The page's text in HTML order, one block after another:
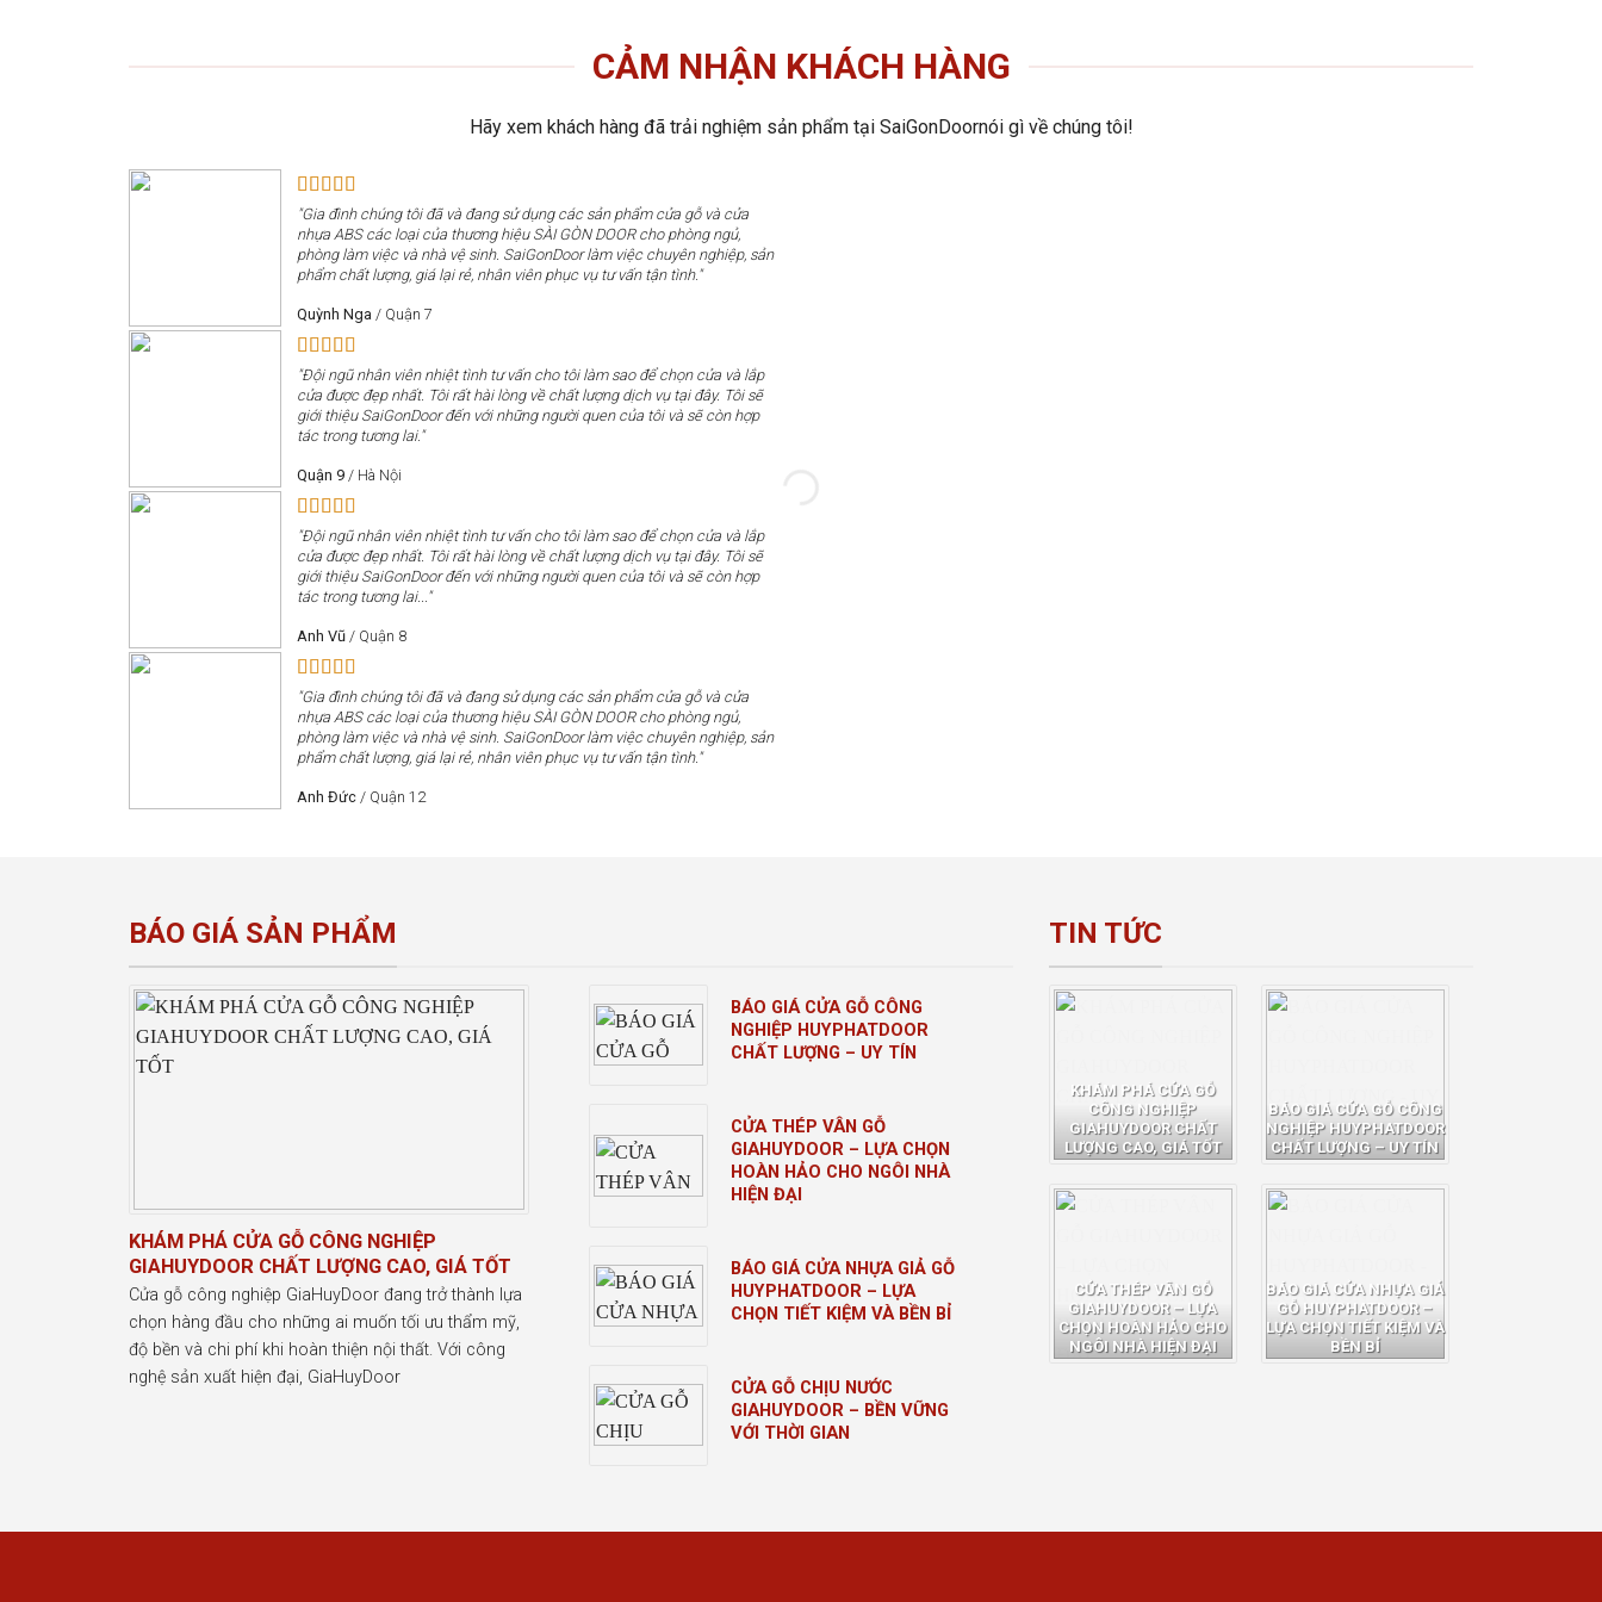
CẢM NHẬN KHÁCH HÀNG
Hãy xem khách hàng đã trải nghiệm sản phẩm tại SaiGonDoornói gì về chúng tôi!
"Gia đình chúng tôi đã và đang sử dụng các sản phẩm cửa gỗ và cửa
nhựa ABS các loại của thương hiệu SÀI GÒN DOOR cho phòng ngủ,
phòng làm việc và nhà vệ sinh. SaiGonDoor làm việc chuyên nghiệp, sản
phẩm chất lượng, giá lại rẻ, nhân viên phục vụ tư vấn tận tình."
Quỳnh Nga / Quận 7
"Đội ngũ nhân viên nhiệt tình tư vấn cho tôi làm sao để chọn cửa và lắp
cửa được đẹp nhất. Tôi rất hài lòng về chất lượng dịch vụ tại đây. Tôi sẽ
giới thiệu SaiGonDoor đến với những người quen của tôi và sẽ còn hợp
tác trong tương lai."
Quận 9 / Hà Nội
"Đội ngũ nhân viên nhiệt tình tư vấn cho tôi làm sao để chọn cửa và lắp
cửa được đẹp nhất. Tôi rất hài lòng về chất lượng dịch vụ tại đây. Tôi sẽ
giới thiệu SaiGonDoor đến với những người quen của tôi và sẽ còn hợp
tác trong tương lai..."
Anh Vũ / Quận 8
"Gia đình chúng tôi đã và đang sử dụng các sản phẩm cửa gỗ và cửa
nhựa ABS các loại của thương hiệu SÀI GÒN DOOR cho phòng ngủ,
phòng làm việc và nhà vệ sinh. SaiGonDoor làm việc chuyên nghiệp, sản
phẩm chất lượng, giá lại rẻ, nhân viên phục vụ tư vấn tận tình."
Anh Đức / Quận 12
BÁO GIÁ SẢN PHẨM
KHÁM PHÁ CỬA GỖ CÔNG NGHIỆP
GIAHUYDOOR CHẤT LƯỢNG CAO, GIÁ TỐT
Cửa gỗ công nghiệp GiaHuyDoor đang trở thành lựa
chọn hàng đầu cho những ai muốn tối ưu thẩm mỹ,
độ bền và chi phí khi hoàn thiện nội thất. Với công
nghệ sản xuất hiện đại, GiaHuyDoor
BÁO GIÁ CỬA GỖ CÔNG
NGHIỆP HUYPHATDOOR
CHẤT LƯỢNG – UY TÍN
CỬA THÉP VÂN GỖ
GIAHUYDOOR – LỰA CHỌN
HOÀN HẢO CHO NGÔI NHÀ
HIỆN ĐẠI
BÁO GIÁ CỬA NHỰA GIẢ GỖ
HUYPHATDOOR – LỰA
CHỌN TIẾT KIỆM VÀ BỀN BỈ
CỬA GỖ CHỊU NƯỚC
GIAHUYDOOR – BỀN VỮNG
VỚI THỜI GIAN
TIN TỨC
KHÁM PHÁ CỬA GỖ
CÔNG NGHIỆP
GIAHUYDOOR CHẤT
LƯỢNG CAO, GIÁ TỐT
BÁO GIÁ CỬA GỖ CÔNG
NGHIỆP HUYPHATDOOR
CHẤT LƯỢNG – UY TÍN
CỬA THÉP VÂN GỖ
GIAHUYDOOR – LỰA
CHỌN HOÀN HẢO CHO
NGÔI NHÀ HIỆN ĐẠI
BÁO GIÁ CỬA NHỰA GIẢ
GỖ HUYPHATDOOR –
LỰA CHỌN TIẾT KIỆM VÀ
BỀN BỈ